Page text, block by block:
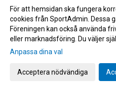
Norrby upp på säker mark efter
TV: Mak Linds tankar inför söndagens
Inför match: Norrby IF – AFC Eskilstuna
Klubbchef David Kryssman: "En
Lunkan efter förlusten mot ÖIS: "Vi
För att hemsidan ska fungera
cookies från SportAdmin. Dessa
Föreningen kan också använda
eller marknadsföring. Du väljer
Anpassa dina val
Acceptera nödvändiga